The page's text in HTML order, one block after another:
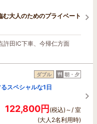
大人のためのプライベート
許田IC下車、今帰仁方面
ダブル 朝・夕
スペシャルな1日
122,800円(税込)～/ 室
(大人2名利用時)